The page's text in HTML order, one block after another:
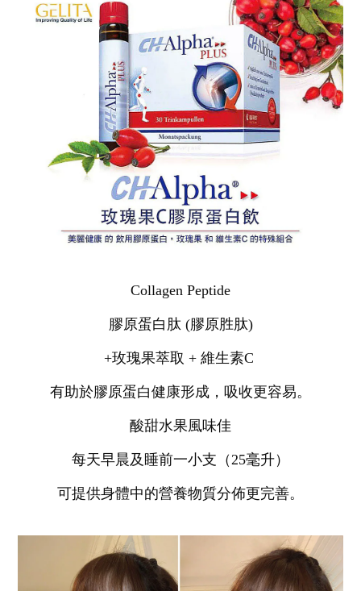
Collagen Peptide
膠原蛋白肽 (膠原胜肽)
+玫瑰果萃取 + 維生素C
有助於膠原蛋白健康形成，吸收更容易。
酸甜水果風味佳
每天早晨及睡前一小支（25毫升）
可提供身體中的營養物質分佈更完善。